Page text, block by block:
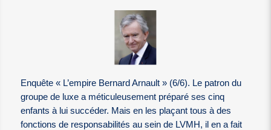
Enquête « L’empire Bernard Arnault » (6/6). Le patron du
groupe de luxe a méticuleusement préparé ses cinq
enfants à lui succéder. Mais en les plaçant tous à des
fonctions de responsabilités au sein de LVMH, il en a fait